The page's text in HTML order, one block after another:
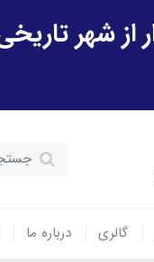
گالری درباره ما